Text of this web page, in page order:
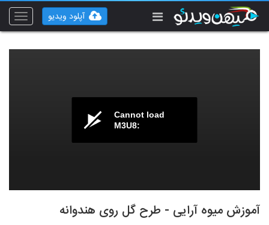
Toggle
آپلود ویدیو
Cannot load
M3U8:
آموزش میوه آرایی - طرح گل روی هندوانه